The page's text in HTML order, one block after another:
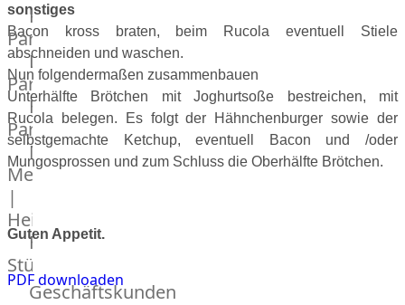
Kochschul-
Partner
Depot-
Partner
Frischetheken-
Partner
Männer
Metzger
|
Heinsberg
Feinkost
Stüttgen
| Geschäftskunden
sonstiges
Bacon kross braten, beim Rucola eventuell Stiele
abschneiden und waschen.
Nun folgendermaßen zusammenbauen
Unterhälfte Brötchen mit Joghurtsoße bestreichen, mit
Rucola belegen. Es folgt der Hähnchenburger sowie der
selbstgemachte Ketchup, eventuell Bacon und /oder
Mungosprossen und zum Schluss die Oberhälfte Brötchen.
Guten Appetit.
PDF downloaden